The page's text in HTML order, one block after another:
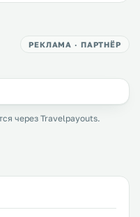
РЕКЛАМА · ПАРТНЁР
через Travelpayouts.